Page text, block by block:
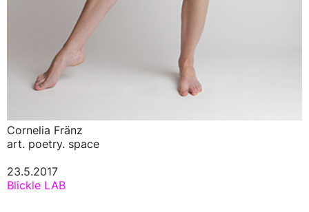
Cornelia Fränz
art. poetry. space
23.5.2017
Blickle LAB